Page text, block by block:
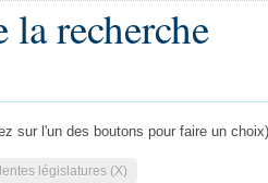
la recherche
sur l'un des boutons pour faire un choix)
législatures (X)